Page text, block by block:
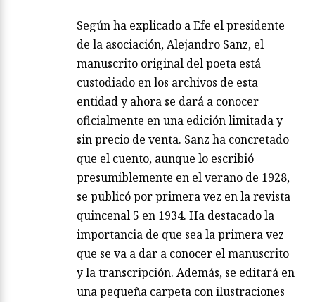
Según ha explicado a Efe el presidente
de la asociación, Alejandro Sanz, el
manuscrito original del poeta está
custodiado en los archivos de esta
entidad y ahora se dará a conocer
oficialmente en una edición limitada y
sin precio de venta. Sanz ha concretado
que el cuento, aunque lo escribió
presumiblemente en el verano de 1928,
se publicó por primera vez en la revista
quincenal 5 en 1934. Ha destacado la
importancia de que sea la primera vez
que se va a dar a conocer el manuscrito
y la transcripción. Además, se editará en
una pequeña carpeta con ilustraciones